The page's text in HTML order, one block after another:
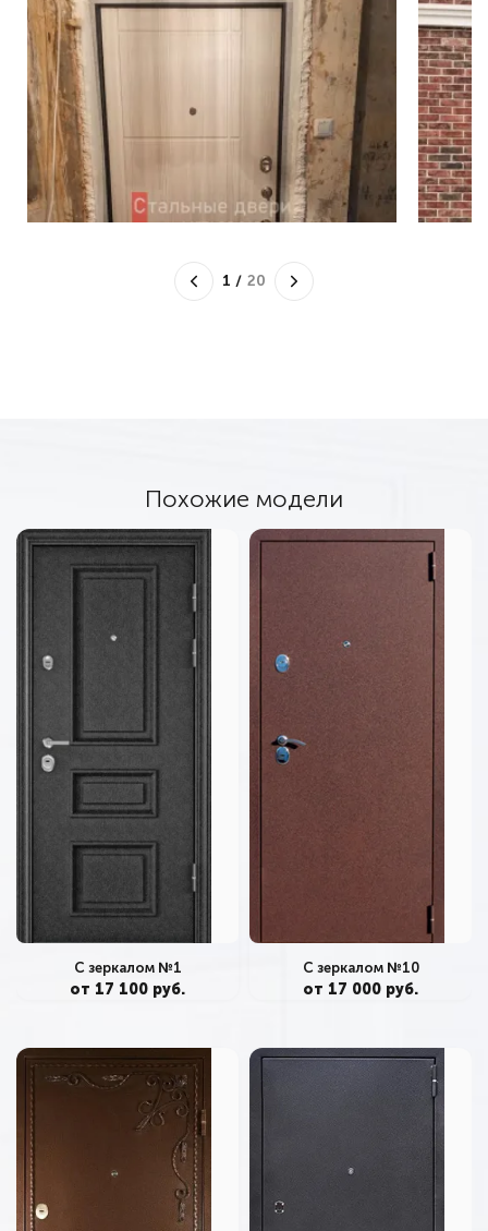
1 / 20
Похожие модели
С зеркалом №1
от 17 100 руб.
С зеркалом №10
от 17 000 руб.